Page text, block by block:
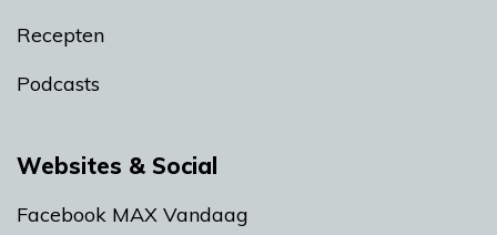
Recepten
Podcasts
Websites & Social
Facebook MAX Vandaag